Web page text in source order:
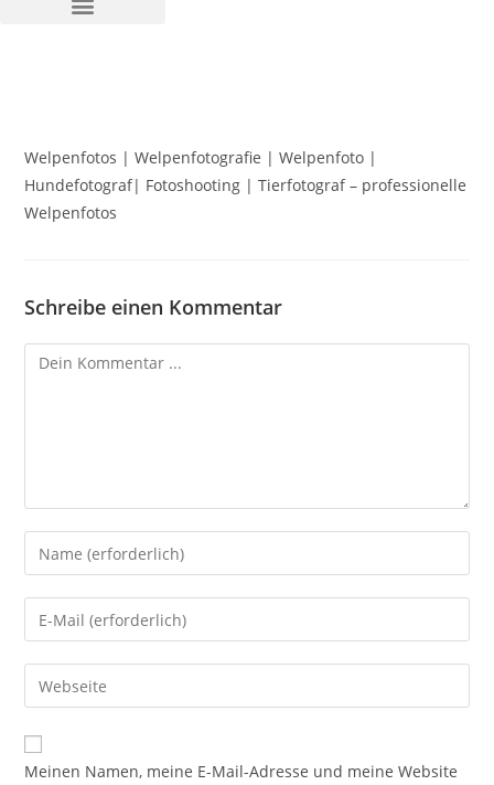
Welpenfotos | Welpenfotografie | Welpenfoto |
Hundefotograf| Fotoshooting | Tierfotograf – professionelle
Welpenfotos
Schreibe einen Kommentar
Meinen Namen, meine E-Mail-Adresse und meine Website